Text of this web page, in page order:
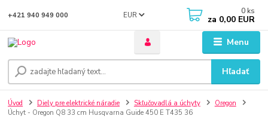
Menu
EUR
Hľadať
+421 940 949 000 0 ks
za 0,00 EUR
Úvod Diely pre elektrické náradie Skľučovadlá a úchyty
Oregon
Úchyt - Oregon Q8 33 cm Husqvarna Guide 450 E T435 36